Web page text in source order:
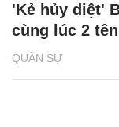
QUÂN SỰ
'Kẻ hủy diệt'
cùng lúc 2